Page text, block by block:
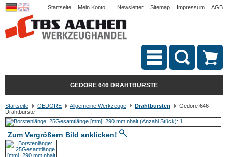
Startseite Mein Konto Newsletter Sitemap Impressum AGB
GEDORE 646 DRAHTBÜRSTE
Startseite GEDORE Allgemeine Werkzeuge Drahtbürsten
Gedore 646
Drahtbürste
Zum Vergrößern Bild anklicken!